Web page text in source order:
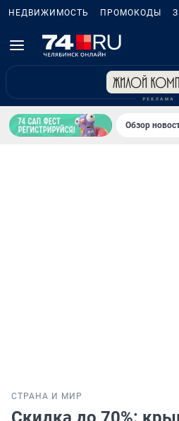
НЕДВИЖИМОСТЬ ПРОМОКОДЫ
Обзор
СТРАНА И МИР